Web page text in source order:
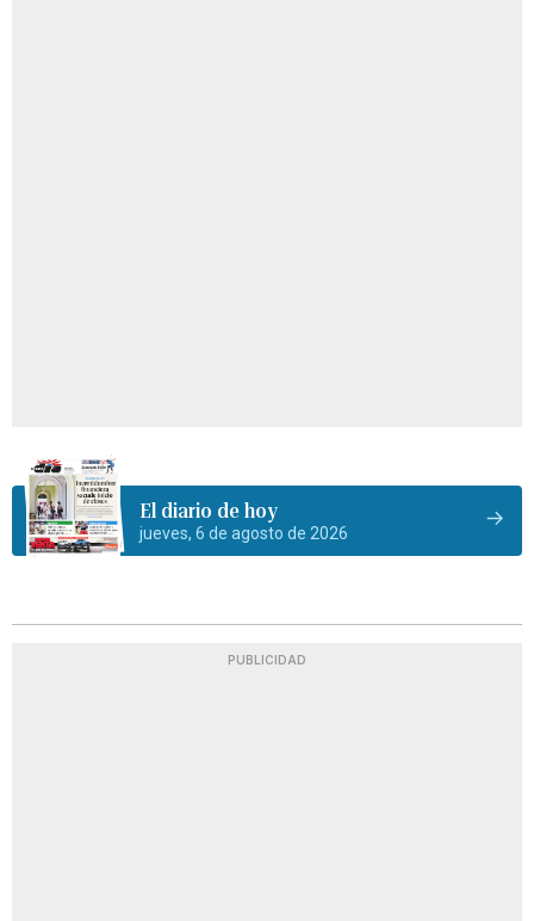
El diario de hoy
jueves, 6 de agosto de 2026
PUBLICIDAD